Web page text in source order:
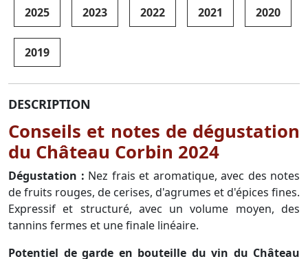
2025 2023 2022 2021 2020
2019
DESCRIPTION
Conseils et notes de dégustation
du Château Corbin 2024
Dégustation : Nez frais et aromatique, avec des notes
de fruits rouges, de cerises, d'agrumes et d'épices fines.
Expressif et structuré, avec un volume moyen, des
tannins fermes et une finale linéaire.
Potentiel de garde en bouteille du vin du Château